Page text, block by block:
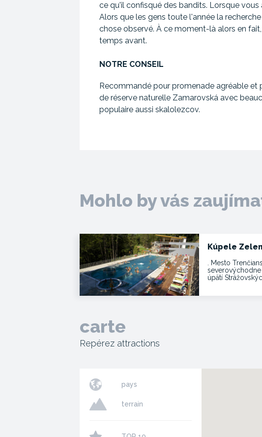
ce qu'il confisqué des bandits. Lorsque vous
Alors que les gens toute l'année la
chose observé. À ce moment-là alors en
temps avant.
NOTRE CONSEIL
Recommandé pour promenade agréable et
de réserve naturelle Zamarovská avec
populaire aussi skalolezcov.
Mohlo by vás
Kúpele
. Mesto
úpätí
carte
Repérez attractions
pays
terrain